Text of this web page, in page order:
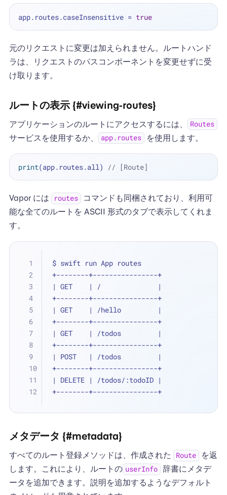
app.routes.caseInsensitive = true
元のリクエストに変更は加えられません。ルートハンド
ラは、リクエストのパスコンポーネントを変更せずに受
け取ります。
ルートの表示 {#viewing-routes}
アプリケーションのルートにアクセスするには、 Routes
サービスを使用するか、 app.routes を使用します。
print(app.routes.all) // [Route]
Vapor には routes
コマンドも同梱されており、利用可
能な全てのルートを ASCII 形式のタブで表示してくれま
す。
$ swift run App routes
+--------+----------------+
| GET    | /              |
+--------+----------------+
| GET    | /hello         |
+--------+----------------+
| GET    | /todos         |
+--------+----------------+
| POST   | /todos         |
+--------+----------------+
| DELETE | /todos/:todoID |
+--------+----------------+
メタデータ {#metadata}
すべてのルート登録メソッドは、作成された Route
を返
します。これにより、ルートの userInfo 辞書にメタデ
ータを追加できます。説明を追加するようなデフォルト